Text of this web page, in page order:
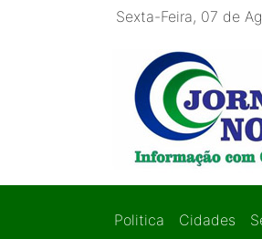
Sexta-Feira, 07 de
Politica Cidades